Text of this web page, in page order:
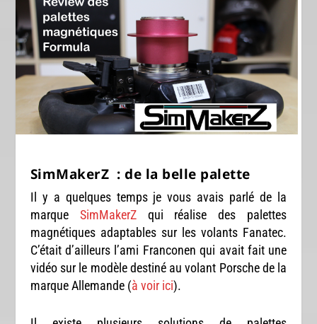
SimMakerZ : de la belle palette
Il y a quelques temps je vous avais parlé de la
marque SimMakerZqui réalise des palettes
magnétiques adaptables sur les volants Fanatec.
C’était d’ailleurs l’ami Franconen qui avait fait une
vidéo sur le modèle destiné au volant Porsche de la
marque Allemande (à voir ici).